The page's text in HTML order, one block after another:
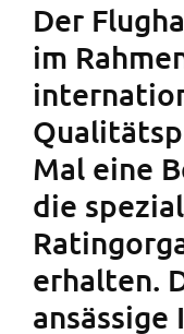
Der
im
Mal eine
die
erhalten.